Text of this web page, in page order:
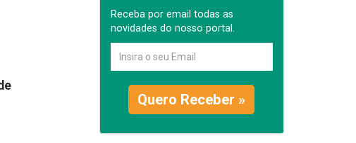
Receba por email todas as
novidades do nosso portal.
Quero Receber »